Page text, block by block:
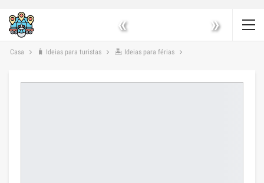
« »
Casa 🧳 Ideias para turistas 🏝 Ideias para férias